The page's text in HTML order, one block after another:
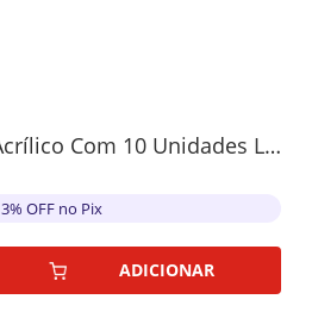
Copo Pic 300 De Acrílico Com 10 Unidades Laranja
3% OFF no Pix
ADICIONAR